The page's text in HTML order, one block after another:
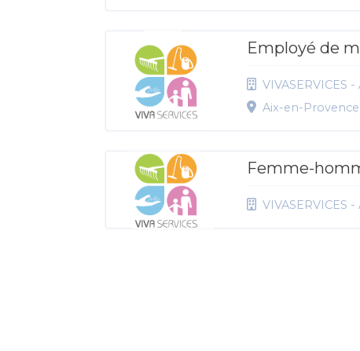
Employé de
VIVASERVICES
Aix-en-Provence
Femme-
VIVASERVICES